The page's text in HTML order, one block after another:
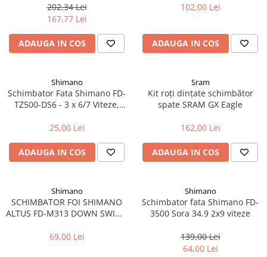
Placute frana bicicleta
Discuri frana bicicleta
Saboti frana bicicleta
Adaptoare frana bicicleta
Frane pe janta
Accesorii frane bicicleta
Butuci
Jante bicicleta
Fond de janta
202,34 Lei
167,77 Lei
ADAUGA IN COS
102,00 Lei
ADAUGA IN COS
Shimano
Schimbator Fata Shimano FD-
TZ500-DS6 - 3 x 6/7 Viteze,
tragere jos
25,00 Lei
ADAUGA IN COS
Sram
Kit roți dințate schimbător
spate SRAM GX Eagle
162,00 Lei
ADAUGA IN COS
Shimano
SCHIMBATOR FOI SHIMANO
ALTUS FD-M313 DOWN SWING
69,00 Lei
Shimano
Schimbator fata Shimano FD-
3500 Sora 34.9 2x9 viteze
139,00 Lei
64,00 Lei